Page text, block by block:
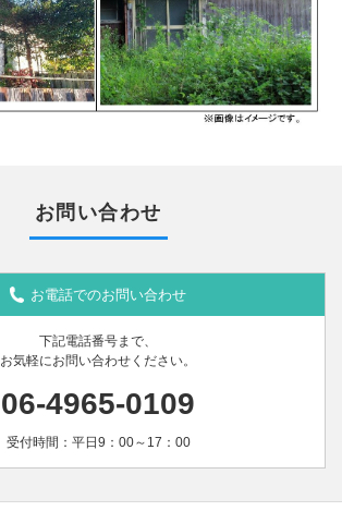
お問い合わせ
お電話でのお問い合わせ
下記電話番号まで、
お気軽にお問い合わせください。
06-4965-0109
受付時間：平日9：00～17：00